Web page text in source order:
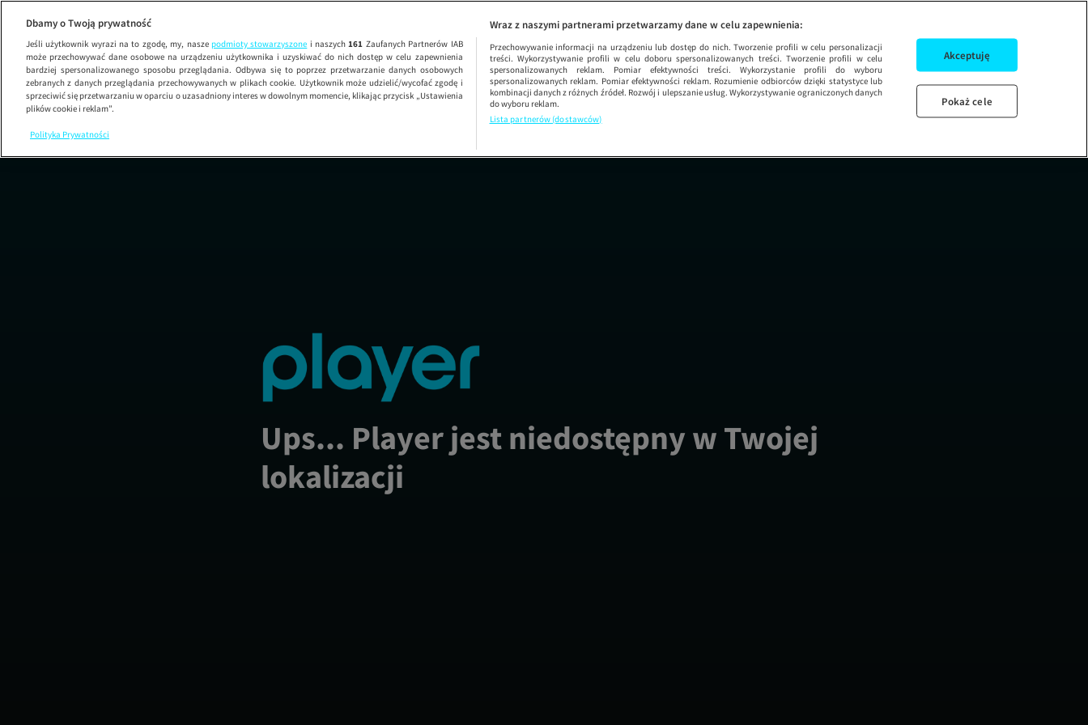
Mamo, czy mogę zabić?SEZON 1 ODCINEK 6
Ups... Player jest niedostępny w Twojej
lokalizacji
Dbamy o Twoją prywatność
Jeśli użytkownik wyrazi na to zgodę, my, nasze podmioty stowarzyszone i naszych161 Zaufanych Partnerów IAB
może przechowywać dane osobowe na urządzeniu użytkownika i uzyskiwać do nich dostęp w celu zapewnienia
bardziej spersonalizowanego sposobu przeglądania. Odbywa się to poprzez przetwarzanie danych osobowych
zebranych z danych przeglądania przechowywanych w plikach cookie. Użytkownik może udzielić/wycofać zgodę i
sprzeciwić się przetwarzaniu w oparciu o uzasadniony interes w dowolnym momencie, klikając przycisk „Ustawienia
plików cookie i reklam”.
Polityka Prywatności
Wraz z naszymi partnerami przetwarzamy dane w celu zapewnienia:
Przechowywanie informacji na urządzeniu lub dostęp do nich. Tworzenie profili w celu personalizacji
treści. Wykorzystywanie profili w celu doboru spersonalizowanych treści. Tworzenie profili w celu
spersonalizowanych reklam. Pomiar efektywności treści. Wykorzystanie profili do wyboru
spersonalizowanych reklam. Pomiar efektywności reklam. Rozumienie odbiorców dzięki statystyce lub
kombinacji danych z różnych źródeł. Rozwój i ulepszanie usług. Wykorzystywanie ograniczonych danych
do wyboru reklam.
Lista partnerów (dostawców)
Akceptuję
Pokaż cele